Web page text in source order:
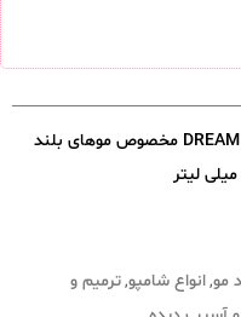
شامپو لورآل سری ELSEVE مدل DREAM LONG مخصوص موهای بلند
مو,انواع شامپو,ترمیم و